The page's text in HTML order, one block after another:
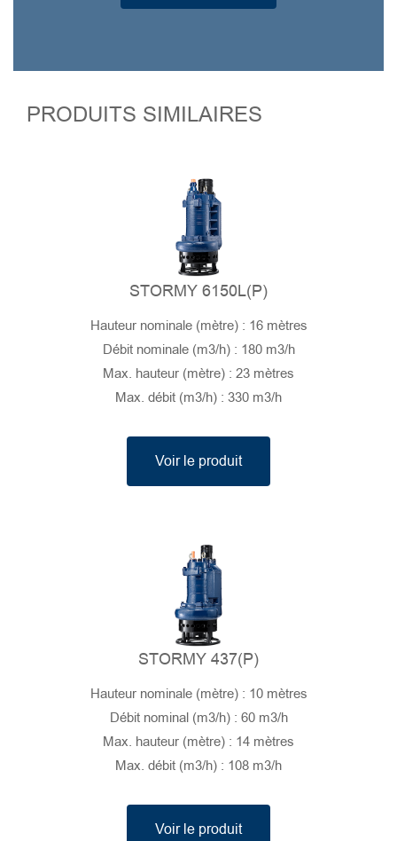
PRODUITS SIMILAIRES
STORMY 6150L(P)
Hauteur nominale (mètre) : 16 mètres
Débit nominale (m3/h) : 180 m3/h
Max. hauteur (mètre) : 23 mètres
Max. débit (m3/h) : 330 m3/h
Voir le produit
STORMY 437(P)
Hauteur nominale (mètre) : 10 mètres
Débit nominal (m3/h) : 60 m3/h
Max. hauteur (mètre) : 14 mètres
Max. débit (m3/h) : 108 m3/h
Voir le produit